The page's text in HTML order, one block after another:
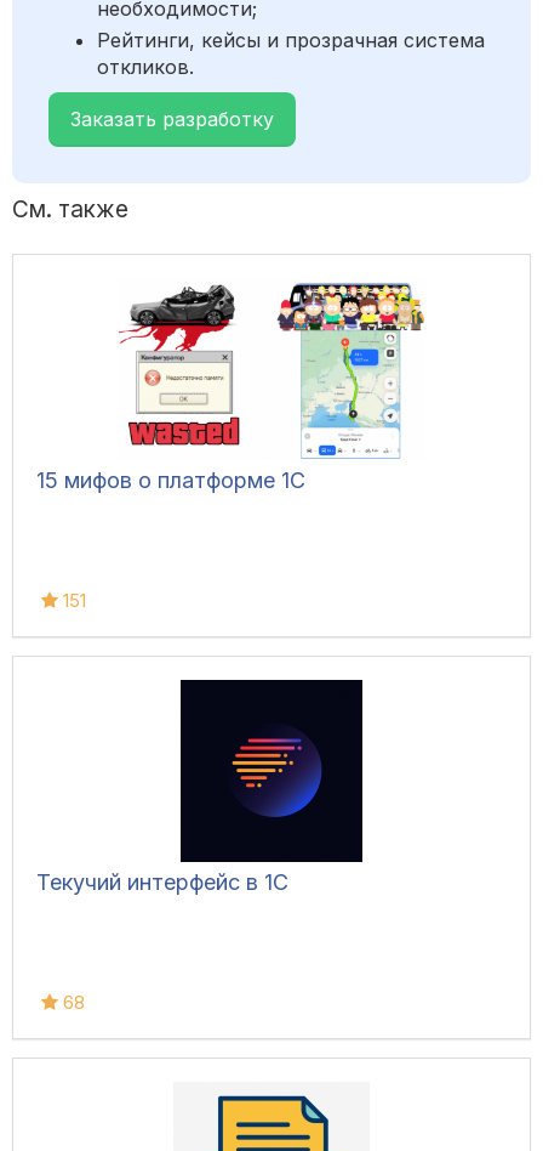
необходимости;
Рейтинги, кейсы и прозрачная система
откликов.
Заказать разработку
См. также
15 мифов о платформе 1С
151
Текучий интерфейс в 1С
68